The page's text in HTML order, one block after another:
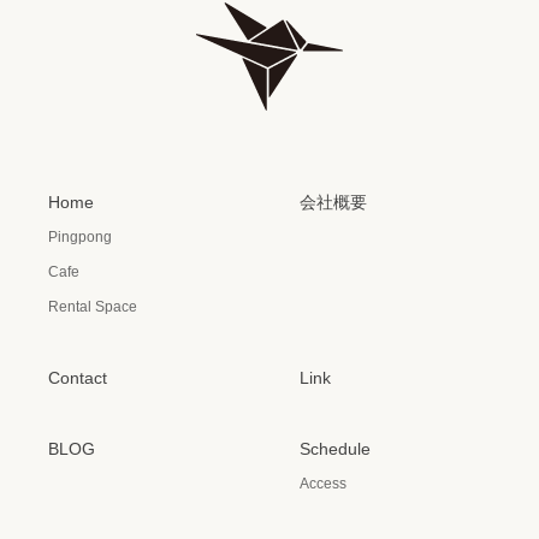
Home
Pingpong
Cafe
Rental Space
会社概要
Contact Link
BLOG Schedule
Access